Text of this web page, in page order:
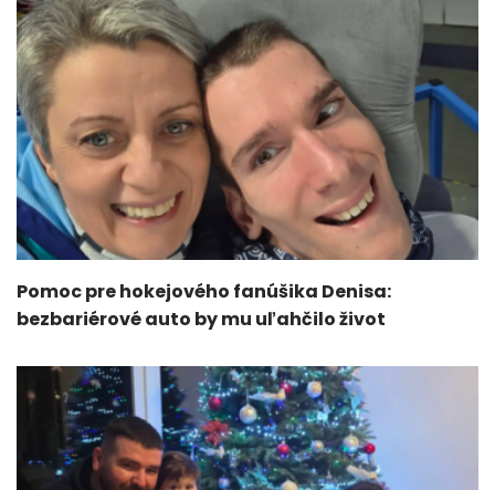
Pomoc pre hokejového fanúšika Denisa:
bezbariérové auto by mu uľahčilo život